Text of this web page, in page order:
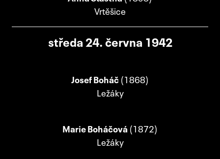
Vrtěšice
středa 24. června 1942
Josef Boháč(1868)
Ležáky
Marie Boháčová(1872)
Ležáky